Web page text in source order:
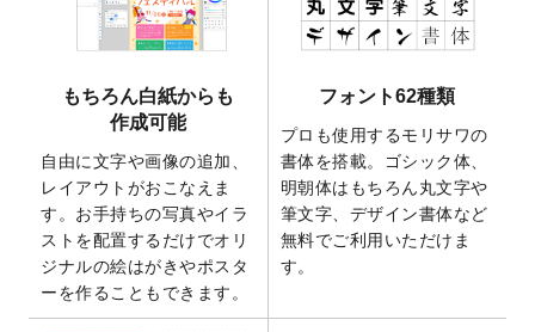
レートを公開いたしました。
2025/8/1
9,160万点以上の写真やイラスト素材が無料
2025/7/30
キャンバスプリントのデザインテンプレー
トを追加いたしました。
2025/6/30
暑中見舞いのデザインテンプレートを追加
しました。
2025/6/27
キャンバスプリントのデザインテンプレー
トを追加いたしました。
2025/6/24
2026年版1月始まりのカレンダーデザイン
テンプレートを公開いたしました。
もちろん白紙からも
作成可能
自由に文字や画像の追加、
レイアウトがおこなえま
す。お手持ちの写真やイラ
ストを配置するだけでオリ
ジナルの絵はがきやポスタ
ーを作ることもできます。
フォント62種類
プロも使用するモリサワの
書体を搭載。ゴシック体、
明朝体はもちろん丸文字や
筆文字、デザイン書体など
無料でご利用いただけま
す。